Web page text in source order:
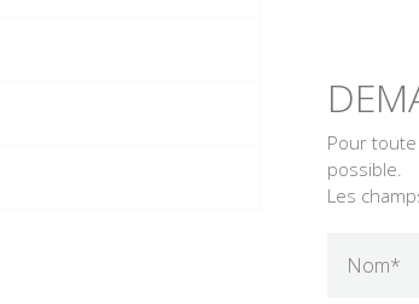
Pour
possible.
Les